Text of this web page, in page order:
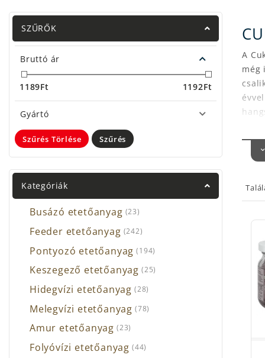
SZŰRŐK
Bruttó ár
1189Ft Ft
1192
Gyártó
Szűrés Törlése Szűrés
Kategóriák
Busázó etetőanyag (23)
Feeder etetőanyag (242)
Pontyozó etetőanyag (194)
Keszegező etetőanyag (25)
Hidegvízi etetőanyag (28)
Melegvízi etetőanyag (78)
Amur etetőanyag (23)
Folyóvízi etetőanyag (44)
A
még
A
A